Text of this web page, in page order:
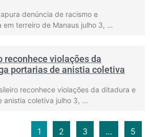
denúncia de racismo e
em terreiro de Manaus julho 3, …
reconhece violações da
portarias de anistia coletiva
reconhece violações da ditadura e
anistia coletiva julho 3, …
1 2 3 … 5